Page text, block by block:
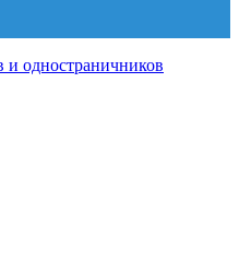
и одностраничников